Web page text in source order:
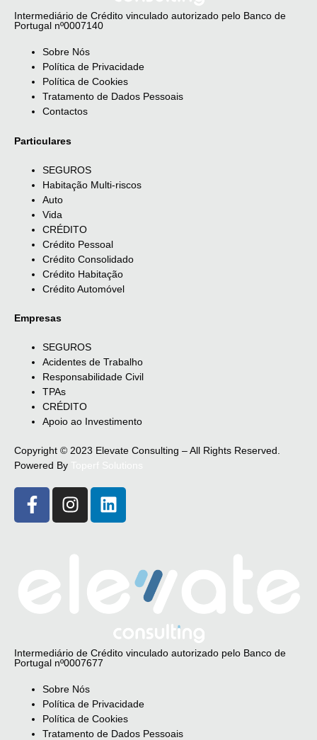
Intermediário de Crédito vinculado autorizado pelo Banco de
Portugal nº0007140
Sobre Nós
Política de Privacidade
Política de Cookies
Tratamento de Dados Pessoais
Contactos
Particulares
SEGUROS
Habitação Multi-riscos
Auto
Vida
CRÉDITO
Crédito Pessoal
Crédito Consolidado
Crédito Habitação
Crédito Automóvel
Empresas
SEGUROS
Acidentes de Trabalho
Responsabilidade Civil
TPAs
CRÉDITO
Apoio ao Investimento
Copyright © 2023 Elevate Consulting – All Rights Reserved.
Powered By
Intermediário de Crédito vinculado autorizado pelo Banco de
Portugal nº0007677
Sobre Nós
Política de Privacidade
Política de Cookies
Tratamento de Dados Pessoais